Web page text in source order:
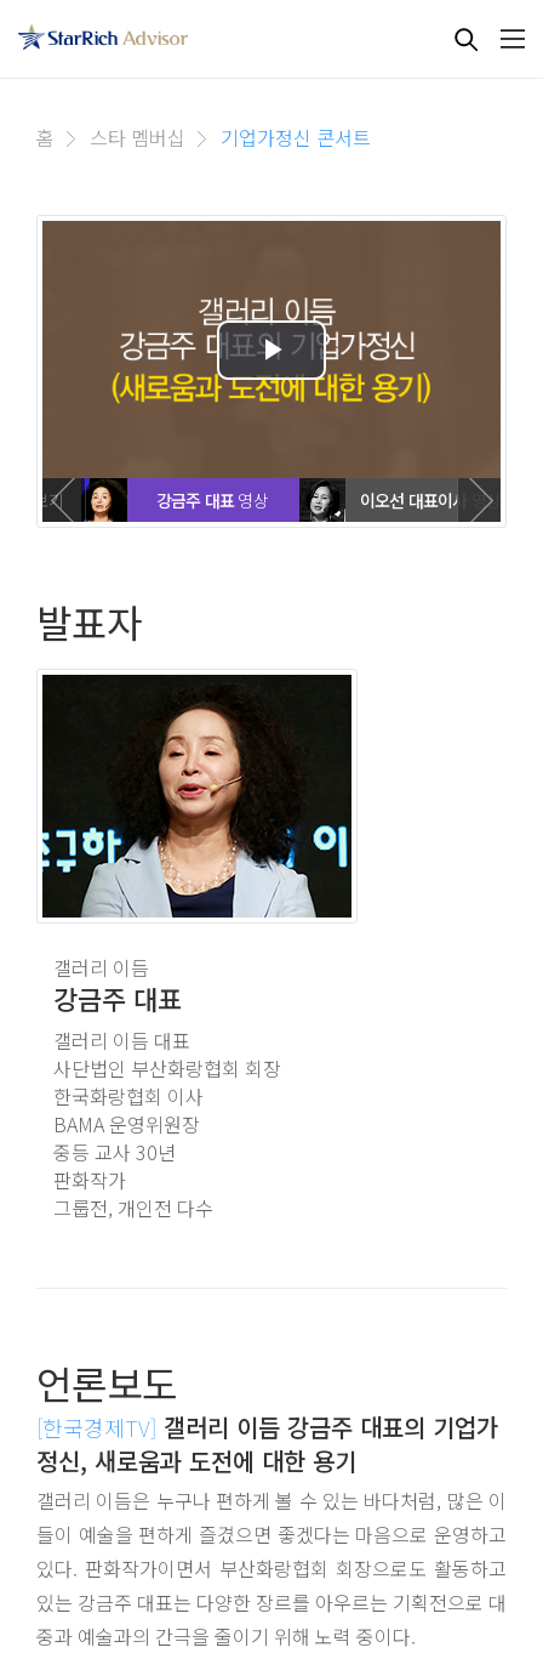
홈 스타 멤버십 기업가정신 콘서트
전체보기 강금주 대표영상 이오선 대표이사 영상
발표자
갤러리 이듬
강금주 대표
갤러리 이듬 대표
사단법인 부산화랑협회 회장
한국화랑협회 이사
BAMA 운영위원장
중등 교사 30년
판화작가
그룹전, 개인전 다수
언론보도
[한국경제TV] 갤러리 이듬 강금주 대표의 기업가
정신, 새로움과 도전에 대한 용기
갤러리 이듬은 누구나 편하게 볼 수 있는 바다처럼, 많은 이
들이 예술을 편하게 즐겼으면 좋겠다는 마음으로 운영하고
있다. 판화작가이면서 부산화랑협회 회장으로도 활동하고
있는 강금주 대표는 다양한 장르를 아우르는 기획전으로 대
중과 예술과의 간극을 줄이기 위해 노력 중이다.